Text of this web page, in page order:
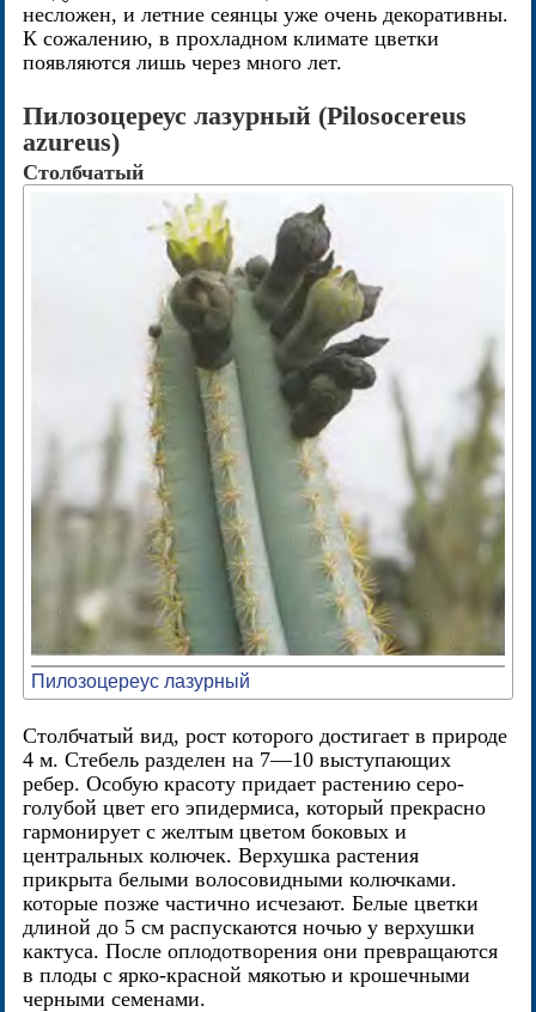
несложен, и летние сеянцы уже очень декоративны.
К сожалению, в прохладном климате цветки
появляются лишь через много лет.
Пилозоцереус лазурный (Pilosocereus
azureus)
Столбчатый
Пилозоцереус лазурный
Столбчатый вид, рост которого достигает в природе
4 м. Стебель разделен на 7—10 выступающих
ребер. Особую красоту придает растению серо-
голубой цвет его эпидермиса, который прекрасно
гармонирует с желтым цветом боковых и
центральных колючек. Верхушка растения
прикрыта белыми волосовидными колючками.
которые позже частично исчезают. Белые цветки
длиной до 5 см распускаются ночью у верхушки
кактуса. После оплодотворения они превращаются
в плоды с ярко-красной мякотью и крошечными
черными семенами.